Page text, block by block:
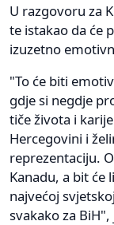
U razgovoru za
te istakao da će
izuzetno
"To će biti
gdje si negdje
tiče života i
Hercegovini i
reprezentaciju.
Kanadu, a bit će
najvećoj
svakako za